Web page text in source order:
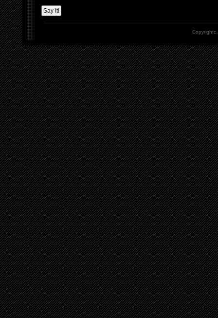
Copyrightc